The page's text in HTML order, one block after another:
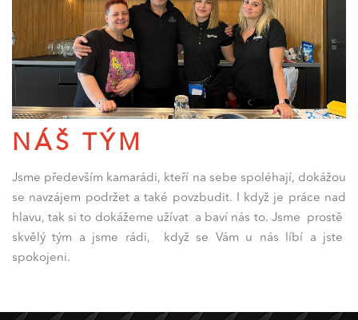
NÁŠ TÝM
Jsme především kamarádi, kteří na sebe spoléhají, dokážou
se navzájem podržet a také povzbudit. I když je práce nad
hlavu, tak si to dokážeme užívat a baví nás to. Jsme prostě
skvělý tým a jsme rádi, když se Vám u nás líbí a jste
spokojeni.